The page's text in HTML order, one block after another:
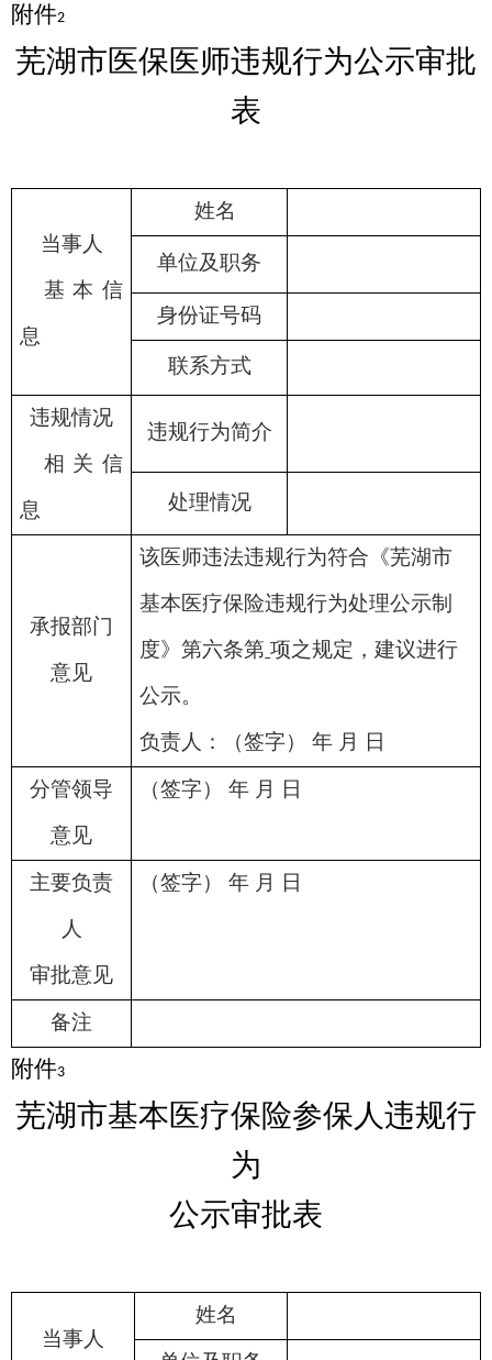
附件2
芜湖市医保医师违规行为公示审批
表
当事人
基本信
息
姓名
单位及职务
身份证号码
联系方式
违规情况
相关信
息
违规行为简介
处理情况
承报部门
意见
该医师违法违规行为符合《芜湖市
基本医疗保险违规行为处理公示制
度》第六条第 项之规定，建议进行
公示。
负责人：（签字） 年 月 日
分管领导
意见
（签字） 年 月 日
主要负责
人
审批意见
（签字） 年 月 日
备注
附件3
芜湖市基本医疗保险参保人违规行
为
公示审批表
当事人
姓名